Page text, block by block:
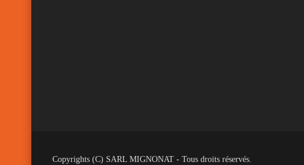
Copyrights (C) SARL MIGNONAT - Tous droits réservés.